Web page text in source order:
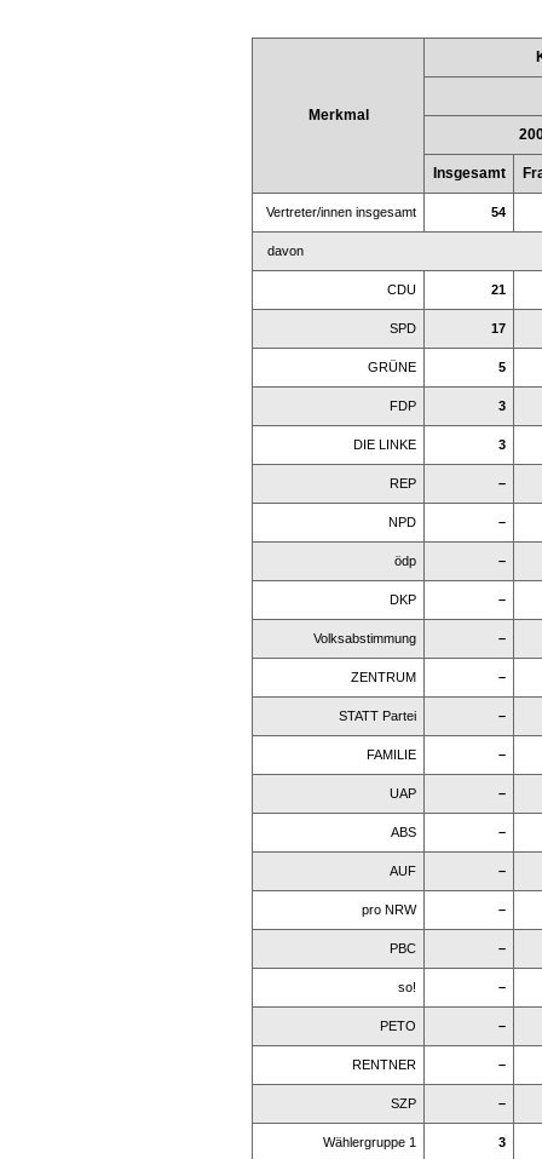
Merkmal
Insgesamt
Vertreter/innen insgesamt 54
davon
CDU 21
SPD 17
GRÜNE 5
FDP 3
DIE LINKE 3
REP –
NPD –
ödp –
DKP –
Volksabstimmung –
ZENTRUM –
STATT Partei –
FAMILIE –
UAP –
ABS –
AUF –
pro NRW –
PBC –
so! –
PETO –
RENTNER –
SZP –
Wählergruppe 1 3